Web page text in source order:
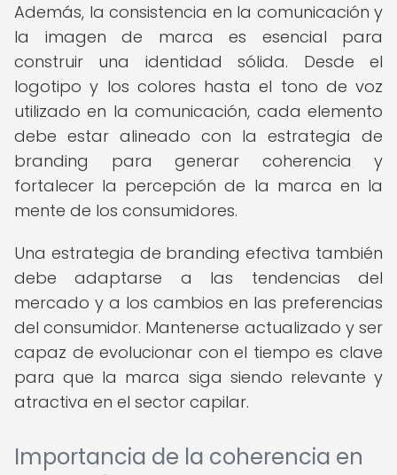
Además, la consistencia en la comunicación y
la imagen de marca es esencial para
construir una identidad sólida. Desde el
logotipo y los colores hasta el tono de voz
utilizado en la comunicación, cada elemento
debe estar alineado con la estrategia de
branding para generar coherencia y
fortalecer la percepción de la marca en la
mente de los consumidores.
Una estrategia de branding efectiva también
debe adaptarse a las tendencias del
mercado y a los cambios en las preferencias
del consumidor. Mantenerse actualizado y ser
capaz de evolucionar con el tiempo es clave
para que la marca siga siendo relevante y
atractiva en el sector capilar.
Importancia de la coherencia en